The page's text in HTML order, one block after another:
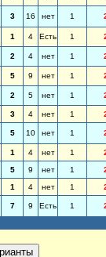
3 16 нет 1
1 4 Есть 1
2 4 нет 1
5 9 нет 1
2 5 нет 1
3 4 нет 1
5 10 нет 1
1 4 нет 1
5 9 нет 1
1 4 нет 1
7 9 Есть 1